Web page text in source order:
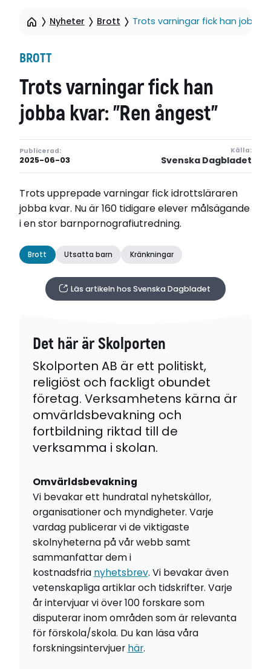
Nyheter Brott Trots varningar fick han jobba
BROTT
Trots varningar fick han
jobba kvar: ”Ren ångest”
Publicerad:
2025-06-03
Källa:
Svenska Dagbladet
Trots upprepade varningar fick idrottsläraren
jobba kvar. Nu är 160 tidigare elever målsägande
i en stor barnpornografiutredning.
Brott Utsatta barn Kränkningar
Läs artikeln hos Svenska Dagbladet
Det här är Skolporten
Skolporten AB är ett politiskt,
religiöst och fackligt obundet
företag. Verksamhetens kärna är
omvärldsbevakning och
fortbildning riktad till de
verksamma i skolan.
Omvärldsbevakning
Vi bevakar ett hundratal nyhetskällor,
organisationer och myndigheter. Varje
vardag publicerar vi de viktigaste
skolnyheterna på vår webb samt
sammanfattar dem i
kostnadsfria nyhetsbrev. Vi bevakar även
vetenskapliga artiklar och tidskrifter. Varje
år intervjuar vi över 100 forskare som
disputerar inom områden som är relevanta
för förskola/skola. Du kan läsa våra
forskningsintervjuer här.